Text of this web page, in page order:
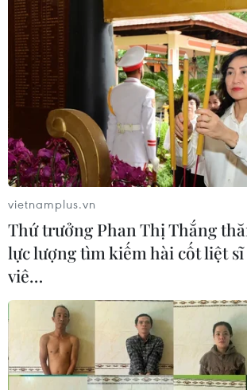
Australia đề cao hợp tác với Việt Nam
vì hòa bình, ổn định và thịnh vượng
07/08/2026 07:09
Cựu Đại sứ Australia: Tầm nhìn hợp
tác mới cho quan hệ Việt Nam-
Australia
07/08/2026 05:00
Hãng hàng không Air Premia của
Hàn Quốc nối lại đường bay
Incheon-TP Hồ Chí Minh
07/08/2026 04:28
Mở ra giai đoạn triển khai thực chất
vietnamplus.vn
Thứ trưởng Phan Thị Thắng
lực lượng tìm kiếm hài cốt liệt
viê…